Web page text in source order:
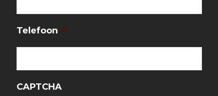
Telefoon *
CAPTCHA